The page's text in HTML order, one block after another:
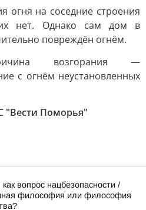
огня на соседние строения
нет. Однако сам дом в
повреждён огнём.
возгорания —
с огнём неустановленных
"Вести Поморья"
вопрос нацбезопасности /
философия или философия